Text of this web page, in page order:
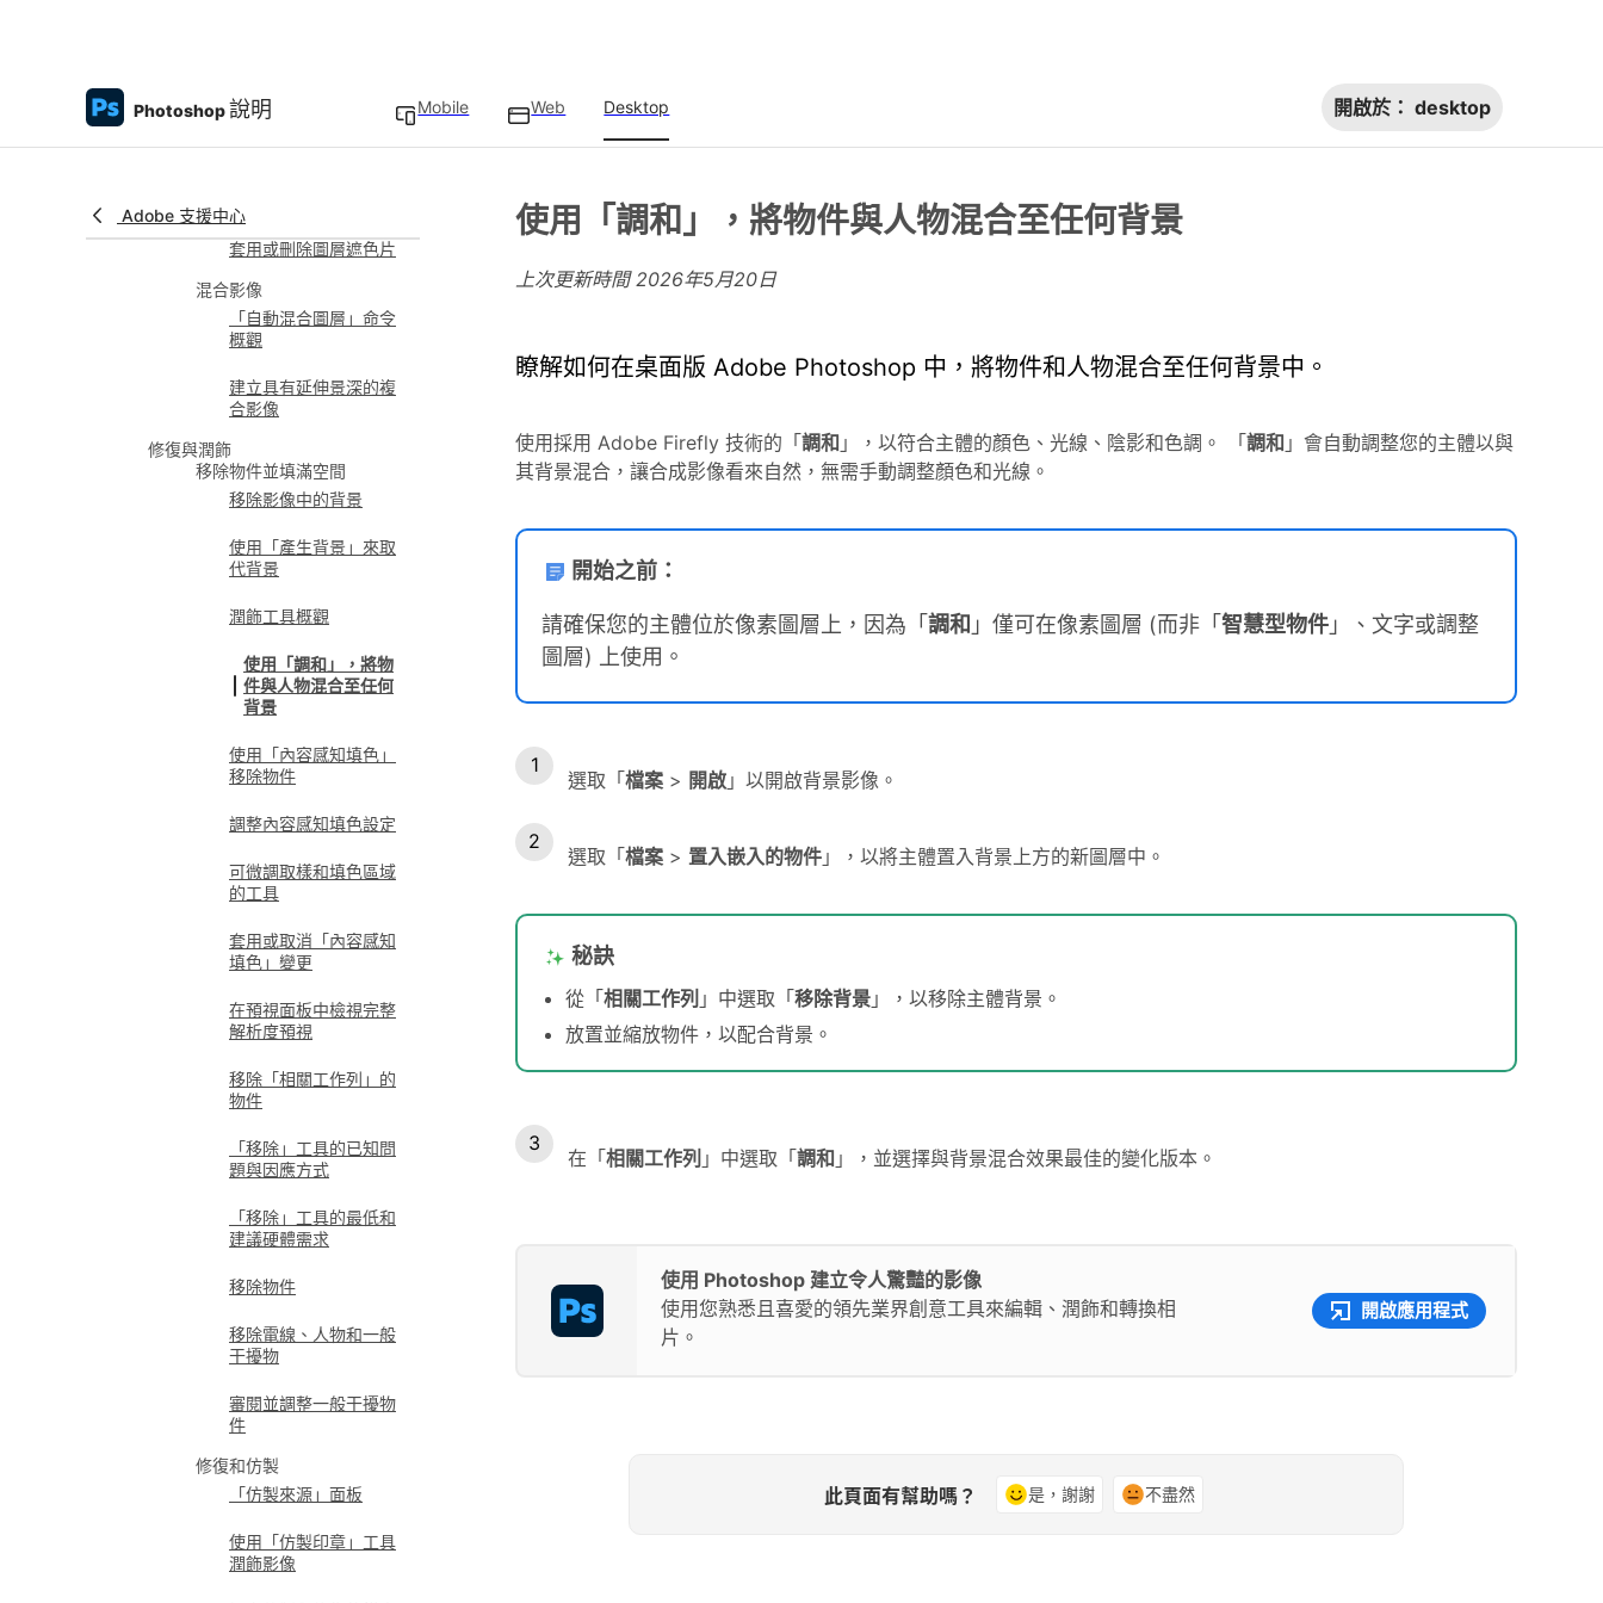
Photoshop說明 Mobile Web Desktop 開啟於： desktop
Adobe 支援中心
結
套用或刪除圖層遮色片
混合影像
「自動混合圖層」命令
概觀
建立具有延伸景深的複
合影像
修復與潤飾
移除物件並填滿空間
移除影像中的背景
使用「產生背景」來取
代背景
潤飾工具概觀
使用「調和」，將物
件與人物混合至任何
背景
使用「內容感知填色」
移除物件
調整內容感知填色設定
可微調取樣和填色區域
的工具
套用或取消「內容感知
填色」變更
在預視面板中檢視完整
解析度預視
移除「相關工作列」的
物件
「移除」工具的已知問
題與因應方式
「移除」工具的最低和
建議硬體需求
移除物件
移除電線、人物和一般
干擾物
審閱並調整一般干擾物
件
修復和仿製
「仿製來源」面板
使用「仿製印章」工具
潤飾影像
使用「調和」，將物件與人物混合至任何背景
上次更新時間2026年5月20日
瞭解如何在桌面版 Adobe Photoshop 中，將物件和人物混合至任何背景中。
使用採用 Adobe Firefly 技術的「 調和 」，以符合主體的顏色、光線、陰影和色調。 「 調和 」會自動調整您的主體以與
其背景混合，讓合成影像看來自然，無需手動調整顏色和光線。
開始之前：
請確保您的主體位於像素圖層上，因為「 調和 」僅可在像素圖層 (而非「 智慧型物件 」、文字或調整
圖層) 上使用。
選取「 檔案 > 開啟 」以開啟背景影像。
選取「 檔案 > 置入嵌入的物件 」，以將主體置入背景上方的新圖層中。
秘訣
從「 相關工作列 」中選取「 移除背景 」，以移除主體背景。
放置並縮放物件，以配合背景。
在「 相關工作列 」中選取「 調和 」，並選擇與背景混合效果最佳的變化版本。
使用 Photoshop 建立令人驚豔的影像
使用您熟悉且喜愛的領先業界創意工具來編輯、潤飾和轉換相
片。
開啟應用程式
此頁面有幫助嗎？ 是，謝謝 不盡然